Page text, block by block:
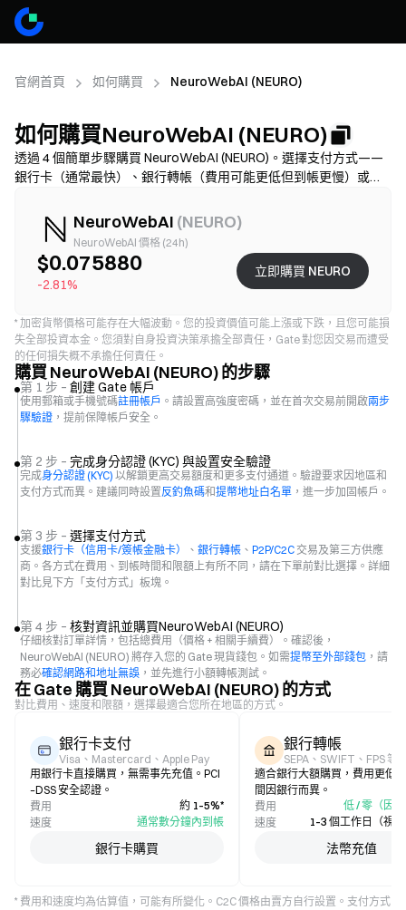
官網首頁 如何購買 NeuroWebAI (NEURO)
如何購買NeuroWebAI (NEURO)
透過 4 個簡單步驟購買 NeuroWebAI (NEURO)。選擇支付方式——
銀行卡（通常最快）、銀行轉帳（費用可能更低但到帳更慢）或
續費 + 價差），需完成 KYC，並開啟 2FA 保護帳戶。可用性、限
額、費用和到帳時間因地區和供應商而異。
NeuroWebAI (NEURO)
NeuroWebAI 價格 (24h)
$0.075880
-2.81%
立即購買 NEURO
* 加密貨幣價格可能存在大幅波動。您的投資價值可能上漲或下跌，且您可能損
失全部投資本金。您須對自身投資決策承擔全部責任，Gate 對您因交易而遭受
的任何損失概不承擔任何責任。
購買 NeuroWebAI (NEURO) 的步驟
第 1 步 – 創建 Gate 帳戶
使用郵箱或手機號碼註冊帳戶 。請設置高強度密碼，並在首次交易前開啟兩步
驟驗證 ，提前保障帳戶安全。
第 2 步 – 完成身分認證 (KYC) 與設置安全驗證
完成身分認證 (KYC) 以解鎖更高交易額度和更多支付通道。驗證要求因地區和
支付方式而異。建議同時設置反釣魚碼和提幣地址白名單 ，進一步加固帳戶。
第 3 步 – 選擇支付方式
支援銀行卡（信用卡/簽帳金融卡） 、 銀行轉帳 、 P2P/C2C 交易及第三方供應
商。各方式在費用、到帳時間和限額上有所不同，請在下單前對比選擇。詳細
對比見下方「支付方式」板塊。
第 4 步 – 核對資訊並購買NeuroWebAI (NEURO)
仔細核對訂單詳情，包括總費用（價格 + 相關手續費）。確認後，
NeuroWebAI (NEURO) 將存入您的 Gate 現貨錢包。如需提幣至外部錢包 ，請
務必確認網路和地址無誤 ，並先進行小額轉帳測試。
在 Gate 購買 NeuroWebAI (NEURO) 的方式
對比費用、速度和限額，選擇最適合您所在地區的方式。
銀行卡支付
Visa、Mastercard、Apple Pay
用銀行卡直接購買，無需事先充值。PCI
–DSS 安全認證。
費用
約 1–5%*
速度
通常數分鐘內到帳
銀行卡購買
銀行轉帳
SEPA、SWIFT、FPS 等
適合銀行大額購買，費用更低
間因銀行而異。
費用
低 / 零（因
速度
1–3 個工作日（視
法幣充值
* 費用和速度均為估算值，可能有所變化。C2C 價格由賣方自行設置。支付方式